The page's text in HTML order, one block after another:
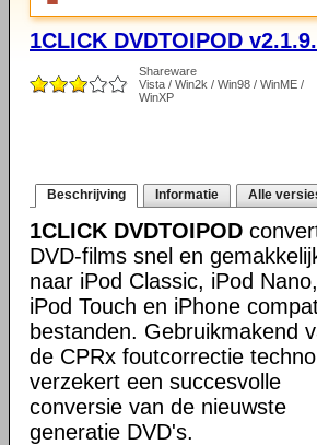
1CLICK DVDTOIPOD
Shareware
Vista / Win2k / Win98 / WinME /
WinXP
Beschrijving Informatie Alle
1CLICK DVDTOIPOD
DVD-films snel en
naar iPod Classic, iPod Nano,
iPod Touch en iPhone
bestanden. Gebruikmakend
de CPRx foutcorrectie
verzekert een succesvolle
conversie van de nieuwste
generatie DVD's.